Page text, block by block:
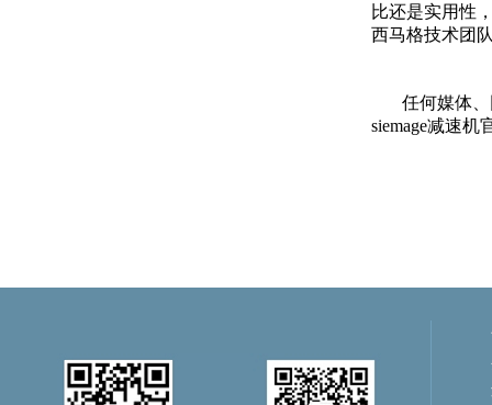
比还是实用性
西马格技术团
任何媒体
siemage减速机